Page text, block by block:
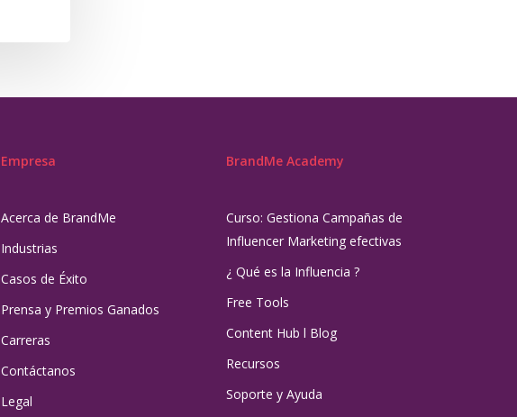
Empresa
Acerca de BrandMe
Industrias
Casos de Éxito
Prensa y Premios Ganados
Carreras
Contáctanos
Legal
BrandMe Academy
Curso: Gestiona Campañas de
Influencer Marketing efectivas
¿ Qué es la Influencia ?
Free Tools
Content Hub l Blog
Recursos
Soporte y Ayuda